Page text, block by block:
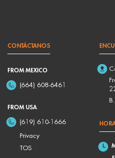
CONTÁCTANOS
FROM MEXICO
(664) 608-6461
FROM USA
(619) 610-1666
Privacy
TOS